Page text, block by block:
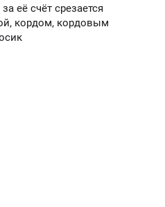
её счёт срезается
кордом, кордовым